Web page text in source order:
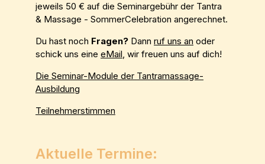
jeweils 50 € auf die Seminargebühr der Tantra
& Massage - SommerCelebration angerechnet.
Du hast noch Fragen? Dann ruf uns an oder
schick uns eine eMail, wir freuen uns auf dich!
Die Seminar-Module der Tantramassage-
Ausbildung
Teilnehmerstimmen
Aktuelle Termine: